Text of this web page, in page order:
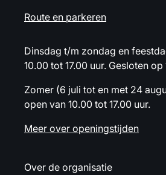
Route en parkeren
Dinsdag t/m zondag en
10.00 tot 17.00 uur. Gesloten op
Zomer (6 juli tot en met 24
open van 10.00 tot 17.00 uur.
Meer over openingstijden
Over de organisatie